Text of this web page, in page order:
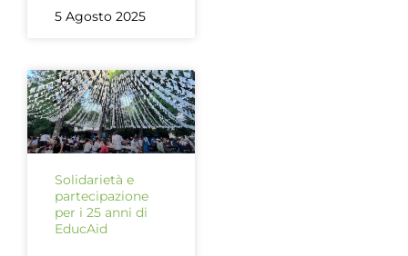
5 Agosto 2025
Solidarietà e
partecipazione
per i 25 anni di
EducAid